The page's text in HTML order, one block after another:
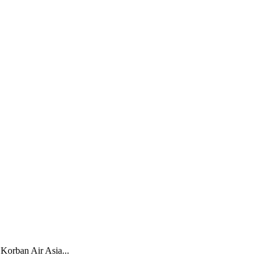
Korban Air Asia...